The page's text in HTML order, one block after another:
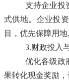
支持企业投
式供地。企业投
目，优先保障用
3.财政投入
优化各级政
果转化现金奖励